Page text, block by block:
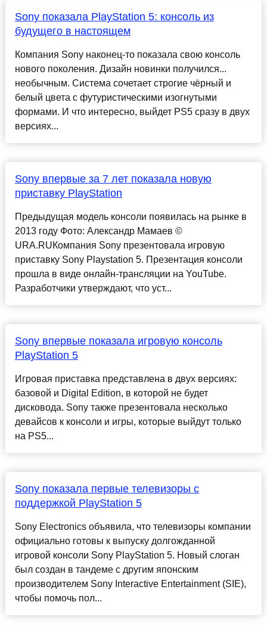
Sony показала PlayStation 5: консоль из
будущего в настоящем
Компания Sony наконец-то показала свою консоль
нового поколения. Дизайн новинки получился...
необычным. Система сочетает строгие чёрный и
белый цвета с футуристическими изогнутыми
формами. И что интересно, выйдет PS5 сразу в двух
версиях...
Sony впервые за 7 лет показала новую
приставку PlayStation
Предыдущая модель консоли появилась на рынке в
2013 году Фото: Александр Мамаев ©
URA.RUКомпания Sony презентовала игровую
приставку Sony Playstation 5. Презентация консоли
прошла в виде онлайн-трансляции на YouTube.
Разработчики утверждают, что уст...
Sony впервые показала игровую консоль
PlayStation 5
Игровая приставка представлена в двух версиях:
базовой и Digital Edition, в которой не будет
дисковода. Sony также презентовала несколько
девайсов к консоли и игры, которые выйдут только
на PS5...
Sony показала первые телевизоры с
поддержкой PlayStation 5
Sony Electronics объявила, что телевизоры компании
официально готовы к выпуску долгожданной
игровой консоли Sony PlayStation 5. Новый слоган
был создан в тандеме с другим японским
производителем Sony Interactive Entertainment (SIE),
чтобы помочь пол...